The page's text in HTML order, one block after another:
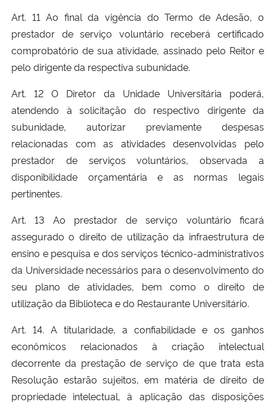
Art. 11 Ao final da vigência do Termo de Adesão, o
prestador de serviço voluntário receberá certificado
comprobatório de sua atividade, assinado pelo Reitor e
pelo dirigente da respectiva subunidade.
Art. 12 O Diretor da Unidade Universitária poderá,
atendendo à solicitação do respectivo dirigente da
subunidade, autorizar previamente despesas
relacionadas com as atividades desenvolvidas pelo
prestador de serviços voluntários, observada a
disponibilidade orçamentária e as normas legais
pertinentes.
Art. 13 Ao prestador de serviço voluntário ficará
assegurado o direito de utilização da infraestrutura de
ensino e pesquisa e dos serviços técnico-administrativos
da Universidade necessários para o desenvolvimento do
seu plano de atividades, bem como o direito de
utilização da Biblioteca e do Restaurante Universitário.
Art. 14. A titularidade, a confiabilidade e os ganhos
econômicos relacionados à criação intelectual
decorrente da prestação de serviço de que trata esta
Resolução estarão sujeitos, em matéria de direito de
propriedade intelectual, à aplicação das disposições